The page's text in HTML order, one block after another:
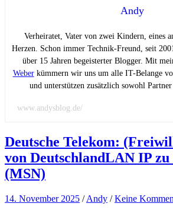
Andy
Verheiratet, Vater von zwei Kindern, eines
Herzen. Schon immer Technik-Freund, seit
über 15 Jahren begeisterter Blogger. Mit
Weberkümmern wir uns um alle IT-Belange
und unterstützen zusätzlich sowohl
www.andysblog.de/
Deutsche Telekom:
von DeutschlandLAN IP
(MSN)
14. November 2025 /Andy /Keine